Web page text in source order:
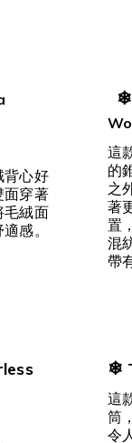
背心好
面穿著
毛絨面
感。
❄
這
的
之
著
置
混
帶
❄
這
筒
令